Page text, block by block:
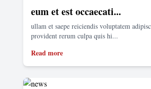
eum et est occaecati...
ullam et saepe reiciendis voluptatem
provident rerum culpa quis hi...
Read more